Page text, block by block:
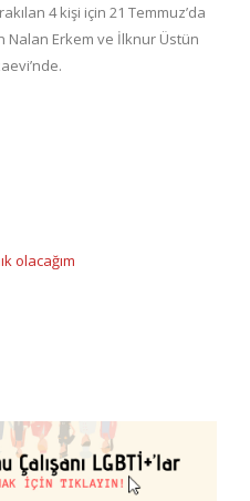
4 kişi için 21 Temmuz’da
Nalan Erkem ve İlknur Üstün
olacağım